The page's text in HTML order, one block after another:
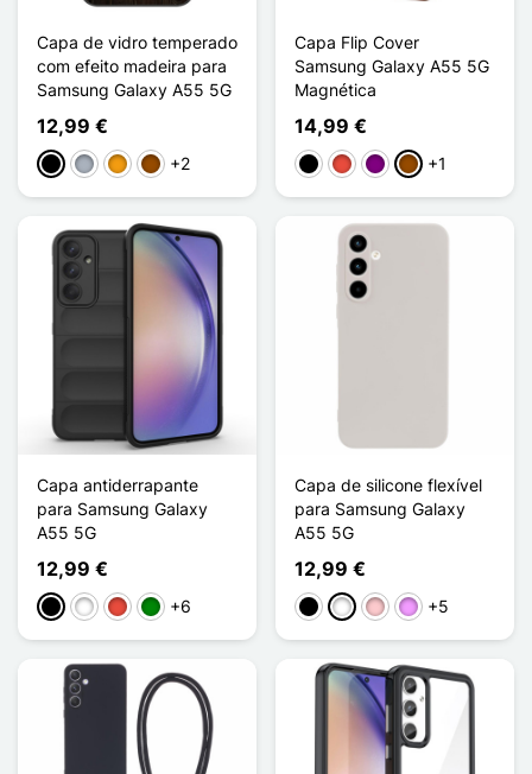
Capa de vidro temperado
com efeito madeira para
Samsung Galaxy A55 5G
12,99 €
PretoCinzento
LaranjaCastanho
+2
Capa Flip Cover
Samsung Galaxy A55 5G
Magnética
14,99 €
PretoVermelho
PúrpuraCastanho
+1
Capa antiderrapante
para Samsung Galaxy
A55 5G
12,99 €
PretoBrancoVermelho
Verde
+6
Capa de silicone flexível
para Samsung Galaxy
A55 5G
12,99 €
PretoBrancoRosaVioleta ligeira
+5